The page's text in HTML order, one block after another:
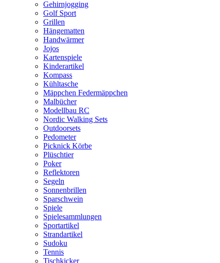
Gehirnjogging
Golf Sport
Grillen
Hängematten
Handwärmer
Jojos
Kartenspiele
Kinderartikel
Kompass
Kühltasche
Mäppchen Federmäppchen
Malbücher
Modellbau RC
Nordic Walking Sets
Outdoorsets
Pedometer
Picknick Körbe
Plüschtier
Poker
Reflektoren
Segeln
Sonnenbrillen
Sparschwein
Spiele
Spielesammlungen
Sportartikel
Strandartikel
Sudoku
Tennis
Tischkicker